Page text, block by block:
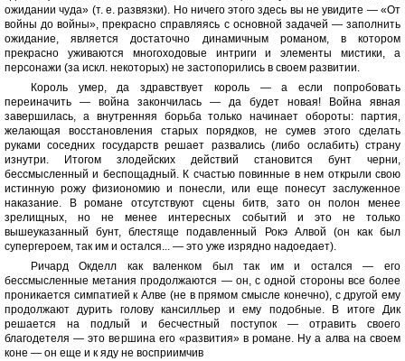
ожидании чуда» (т. е. развязки). Но ничего этого здесь вы не увидите — «От
войны до войны», прекрасно справляясь с основной задачей — заполнить
ожидание, является достаточно динамичным романом, в котором
прекрасно уживаются многоходовые интриги и элементы мистики, а
персонажи (за искл. некоторых) не застопорились в своем развитии.
Король умер, да здравствует король — а если попробовать
переиначить — война закончилась — да будет новая! Война явная
завершилась, а внутренняя борьба только начинает обороты: партия,
желающая восстановления старых порядков, не сумев этого сделать
руками соседних государств решает развались (либо ослабить) страну
изнутри. Итогом злодейских действий становится бунт черни,
бессмысленный и беспощадный. К счастью повинные в нем открыли свою
истинную рожу физиономию и понесли, или еще понесут заслуженное
наказание. В романе отсутствуют сцены битв, зато он полон менее
зрелищных, но не менее интересных событий и это не только
вышеуказанный бунт, блестяще подавленный Рокэ Алвой (он как был
супергероем, так им и остался... — это уже изрядно надоедает).
Ричард Окделл как валенком был так им и остался — его
бессмысленные метания продолжаются — он, с одной стороны все более
проникается симпатией к Алве (не в прямом смысле конечно), с другой ему
продолжают дурить голову кансилльер и ему подобные. В итоге Дик
решается на подлый и бесчестный поступок — отравить своего
благодетеля — это вершина его «развития» в романе. Ну а алва на своем
коне — он еще и к яду не восприимчив